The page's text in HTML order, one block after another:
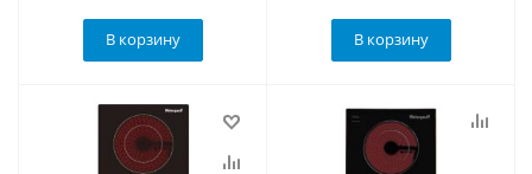
В корзину В корзину